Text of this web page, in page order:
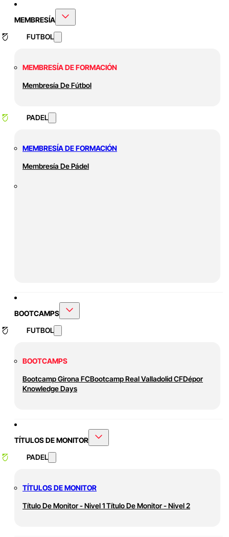
MEMBRESÍA
FUTBOL
MEMBRESÍA DE FORMACIÓN
Membresía De Fútbol
PADEL
MEMBRESÍA DE FORMACIÓN
Membresía De Pádel
BOOTCAMPS
FUTBOL
BOOTCAMPS
Bootcamp Girona FCBootcamp Real Valladolid CFDépor
Knowledge Days
TÍTULOS DE MONITOR
PADEL
TÍTULOS DE MONITOR
Título De Monitor - Nivel 1Título De Monitor - Nivel 2